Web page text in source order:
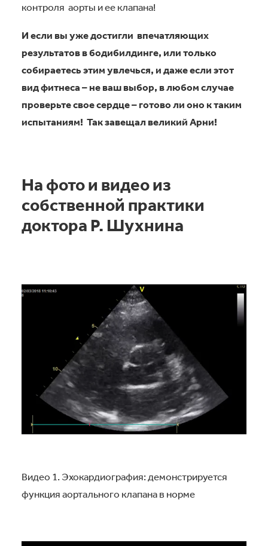
контроля аорты и ее клапана!
И если вы уже достигли впечатляющих
результатов в бодибилдинге, или только
собираетесь этим увлечься, и даже если этот
вид фитнеса – не ваш выбор, в любом случае
проверьте свое сердце – готово ли оно к таким
испытаниям! Так завещал великий Арни!
На фото и видео из
собственной практики
доктора Р. Шухнина
Видео 1. Эхокардиография: демонстрируется
функция аортального клапана в норме